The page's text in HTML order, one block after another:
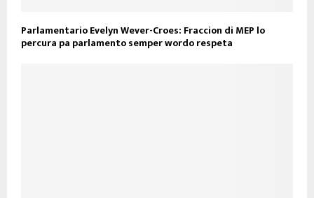
Parlamentario Evelyn Wever-Croes: Fraccion di MEP lo
percura pa parlamento semper wordo respeta